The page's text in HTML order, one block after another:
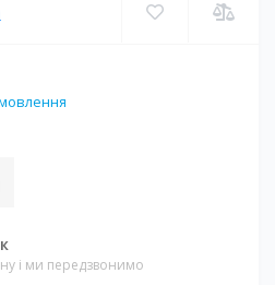
і ми передзвонимо